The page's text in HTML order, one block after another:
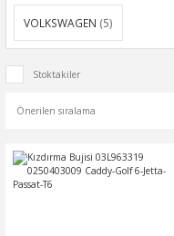
VOLKSWAGEN (5)
Stoktakiler